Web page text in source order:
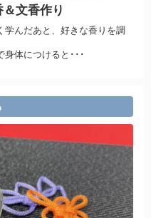
文香作り
学んだあと、好きな香りを調
身体につけると･･･